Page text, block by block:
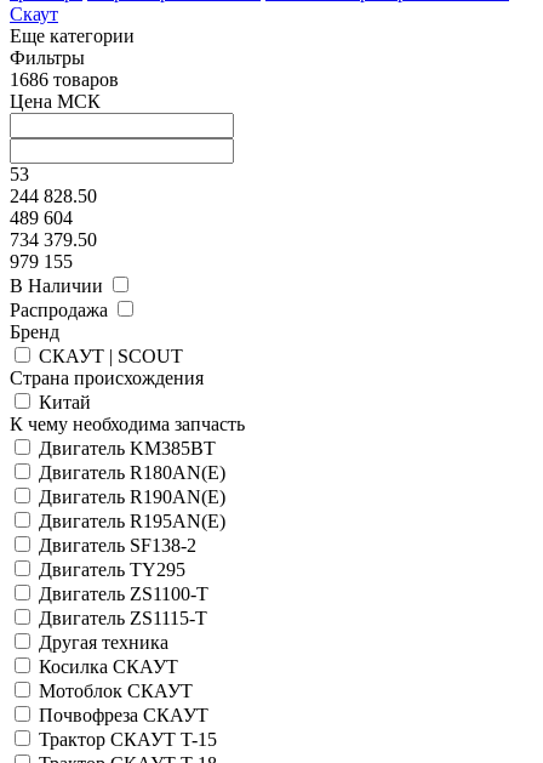
Скаут
Еще категории
Фильтры
1686 товаров
Цена МСК
53
244 828.50
489 604
734 379.50
979 155
В Наличии
Распродажа
Бренд
СКАУТ | SCOUT
Страна происхождения
Китай
К чему необходима запчасть
Двигатель KM385BT
Двигатель R180AN(E)
Двигатель R190AN(E)
Двигатель R195AN(E)
Двигатель SF138-2
Двигатель TY295
Двигатель ZS1100-T
Двигатель ZS1115-T
Другая техника
Косилка СКАУТ
Мотоблок СКАУТ
Почвофреза СКАУТ
Трактор СКАУТ T-15